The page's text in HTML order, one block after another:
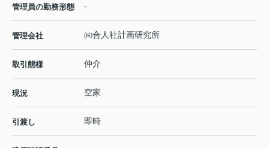
管理員の勤務形態 -
管理会社 ㈱合人社計画研究所
取引態様 仲介
現況 空家
引渡し 即時